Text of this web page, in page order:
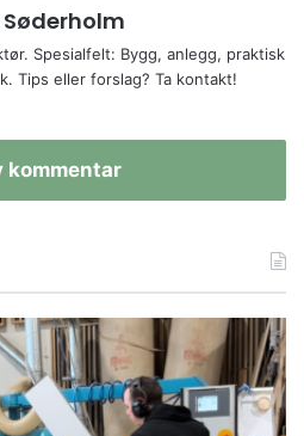
Spesialfelt: Bygg, anlegg, praktisk
Tips eller forslag? Ta kontakt!
kommentar